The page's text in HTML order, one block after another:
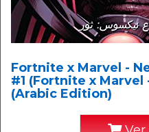
Fortnite x Marvel -
#1 (Fortnite x Marvel
(Arabic Edition)